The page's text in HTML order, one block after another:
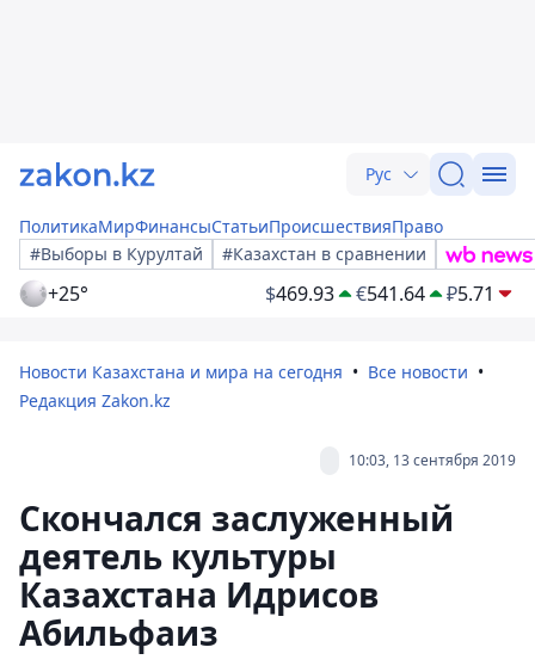
Рус
ПолитикаМирФинансыСтатьиПроисшествияПраво
#Выборы в Курултай
#Казахстан в сравнении
+25° $469.93 €541.64 ₽5.71
Новости Казахстана и мира на сегодня
Все новости
Редакция Zakon.kz
10:03, 13 сентября 2019
Скончался заслуженный
деятель культуры
Казахстана Идрисов
Абильфаиз